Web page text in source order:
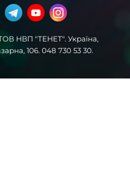
НВП "ТЕНЕТ". Українa,
106. 048 730 53 30.